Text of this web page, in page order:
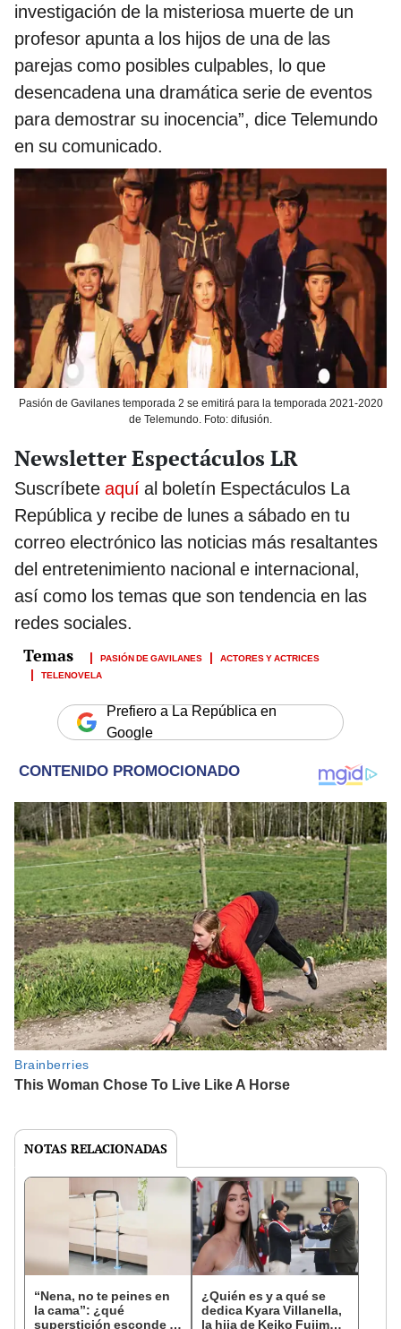
investigación de la misteriosa muerte de un
profesor apunta a los hijos de una de las
parejas como posibles culpables, lo que
desencadena una dramática serie de eventos
para demostrar su inocencia”, dice Telemundo
en su comunicado.
Pasión de Gavilanes temporada 2 se emitirá para la temporada 2021-2020
de Telemundo. Foto: difusión.
Newsletter Espectáculos LR
Suscríbete aquí al boletín Espectáculos La
República y recibe de lunes a sábado en tu
correo electrónico las noticias más resaltantes
del entretenimiento nacional e internacional,
así como los temas que son tendencia en las
redes sociales.
PASIÓN DE GAVILANES
ACTORES Y ACTRICES
TELENOVELA
Prefiero a La República en
Google
NOTAS RELACIONADAS
“Nena, no te peines en
la cama”: ¿qué
superstición esconde la
¿Quién es y a qué se
dedica Kyara Villanella,
la hija de Keiko Fujimori